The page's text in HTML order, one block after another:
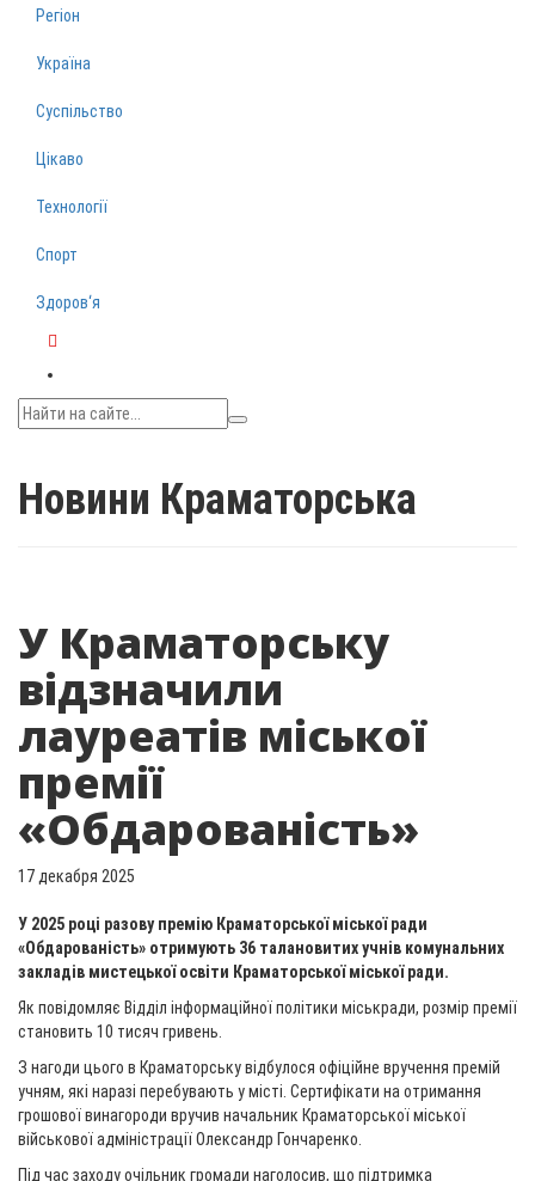
Регіон
Україна
Суспільство
Цікаво
Технології
Спорт
Здоров‘я
Новини Краматорська
У Краматорську
відзначили
лауреатів міської
премії
«Обдарованість»
17 декабря 2025
У 2025 році разову премію Краматорської міської ради
«Обдарованість» отримують 36 талановитих учнів комунальних
закладів мистецької освіти Краматорської міської ради.
Як повідомляє Відділ інформаційної політики міськради, розмір премії
становить 10 тисяч гривень.
З нагоди цього в Краматорську відбулося офіційне вручення премій
учням, які наразі перебувають у місті. Сертифікати на отримання
грошової винагороди вручив начальник Краматорської міської
військової адміністрації Олександр Гончаренко.
Під час заходу очільник громади наголосив, що підтримка